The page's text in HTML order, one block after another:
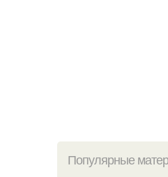
Популярные